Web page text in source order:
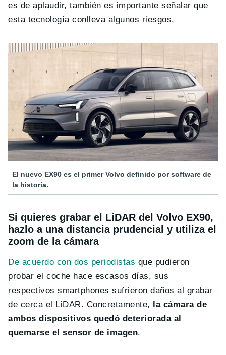
es de aplaudir, también es importante señalar que
esta tecnología conlleva algunos riesgos.
El nuevo EX90 es el primer Volvo definido por software de
la historia.
Si quieres grabar el LiDAR del Volvo EX90,
hazlo a una distancia prudencial y utiliza el
zoom de la cámara
De acuerdo con dos periodistas que pudieron
probar el coche hace escasos días, sus
respectivos smartphones sufrieron daños al grabar
de cerca el LiDAR. Concretamente, la cámara de
ambos dispositivos quedó deteriorada al
quemarse el sensor de imagen.